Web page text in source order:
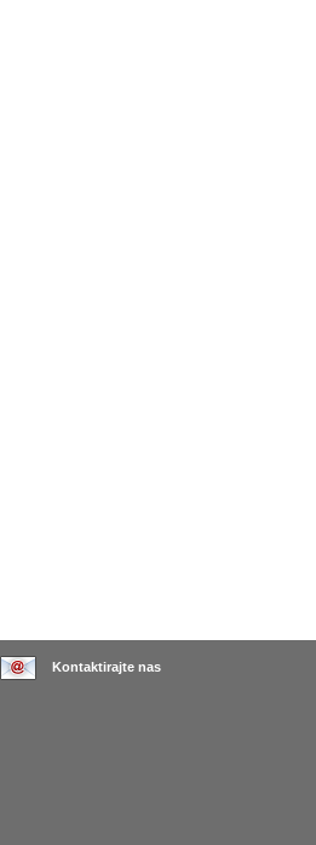
Kontaktirajte nas